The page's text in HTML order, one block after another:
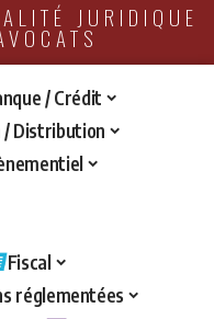
JURIDIQUE
/ Crédit
/ Distribution
Fiscal
réglementées